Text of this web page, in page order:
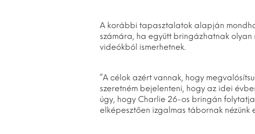
A korábbi tapasztalatok alapján
számára, ha együtt bringázhatnak
videókból ismerhetnek.
“A célok azért vannak, hogy
szeretném bejelenteni, hogy az idei
úgy, hogy Charlie 26-os bringán
elképesztően izgalmas tábornak